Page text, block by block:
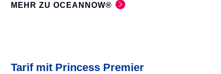
MEHR ZU OCEANNOW®
Tarif mit Princess Premier